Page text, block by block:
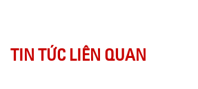
TIN TỨC LIÊN QUAN